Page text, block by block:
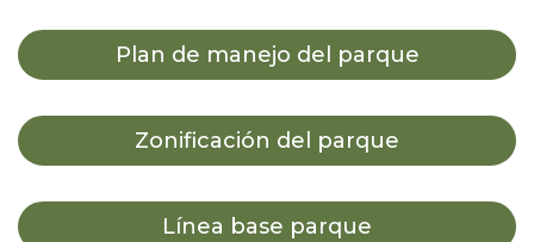
Plan de manejo del parque
Zonificación del parque
Línea base parque